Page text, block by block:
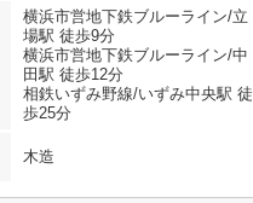
横浜市営地下鉄ブルーライン/立
場駅 徒歩9分
横浜市営地下鉄ブルーライン/中
田駅 徒歩12分
相鉄いずみ野線/いずみ中央駅 徒
歩25分
木造